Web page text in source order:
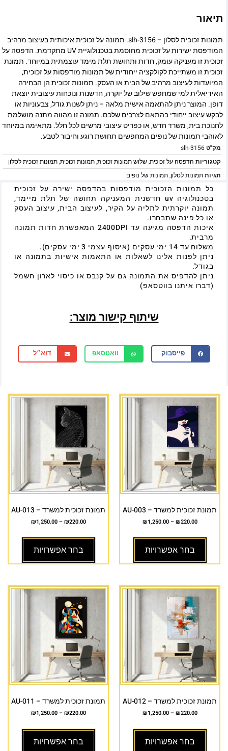
תיאור
תמונות זכוכית לסלון – slh-3156. תמונה על זכוכית איכותית בעיצוב מרהיב
המודפסת ישירות על זכוכית מחוסמת בטכנולוגיית UV מתקדמת. הדפסה על
זכוכית זו מעניקה עומק, חדות ותחושת תלת מימד עוצמתית במיוחד. תמונת
זכוכית זו משתייכת לקולקציה ייחודית של תמונות מודפסות על זכוכית,
המיועדות לעיצוב מרהיב של הבית או העסק. תמונות זכוכית הן הבחירה
האידיאלית למי שמחפש שילוב של יוקרה, חדשנות ונוכחות עיצובית יוצאת
דופן. המוצר ניתן להתאמה אישית מלאה – ניתן לשנות גודל, צבעוניות או
לבקש עיצוב ייחודי בהתאם לצרכים שלכם. תמונה זו מהווה מתנה מושלמת
לחנוכת בית, משרד חדש, או כפריט עיצובי מרשים לכל חלל. מתאימה במיוחד
לאוהבי תמונות של נופים המחפשים תחושת רוגע וחיבור לטבע.
מק"טslh-3156
קטגוריות הדפסה על זכוכית,שלוש תמונות זכוכית,תמונות זכוכית,תמונות זכוכית לסלון
תגיותתמונות לסלון,תמונות של נופים
כל תמונות הזכוכית מודפסות בהדפסה ישירה על זכוכית
בטכנולוגיה uv חדשנית המעניקה תחושה של תלת מיימד,
תמונה יוקרתית לתליה על הקיר, לעיצוב הבית, עיצוב העסק
או כל פינה שתבחרו.
איכות הדפסה מגיעה עד 2400DPI המאפשרת חדות תמונה
מרבית.
משלוח עד 14 ימי עסקים (איסוף עצמי 3 ימי עסקים).
ניתן לפנות אלינו לשאלות או התאמות אישיות בתמונה או
בגודל.
ניתן להדפיס את התמונה גם על קנבס או כיסוי לארון חשמל
(דברו איתנו בווטסאפ)
שיתוף קישור מוצר:
פייסבוק וואטסאפ דוא״ל
תמונת זכוכית למשרד – AU-003
₪220.00
–
₪1,250.00
בחר אפשרויות
תמונת זכוכית למשרד – AU-013
₪220.00
–
₪1,250.00
בחר אפשרויות
תמונת זכוכית למשרד – AU-012
₪220.00
–
₪1,250.00
בחר אפשרויות
תמונת זכוכית למשרד – AU-011
₪220.00
–
₪1,250.00
בחר אפשרויות